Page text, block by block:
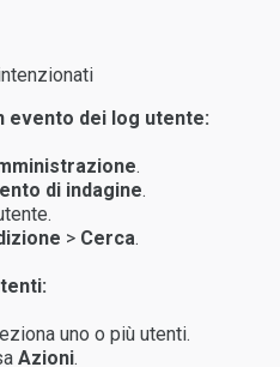
evento dei log utente:
.
di indagine.
> Cerca.
uno o più utenti.
Azioni.